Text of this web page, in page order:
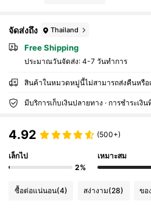
จัดส่งถึง Thailand
Free Shipping
ประมาณวันจัดส่ง: 4-7 วันทำการ
สินค้าในหมวดหมู่นี้ไม่สามารถส่งคืนหรือ
4.92 (500+)
เล็กไป
2%
เหมาะสม
ซื้อต่อแน่นอน(4) สง่างาม(28) ขอ